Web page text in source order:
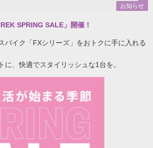
お知らせ
SPRING SALE」開催！
バイク「FXシリーズ」をおトクに手に入れる
に、快適でスタイリッシュな1台を。